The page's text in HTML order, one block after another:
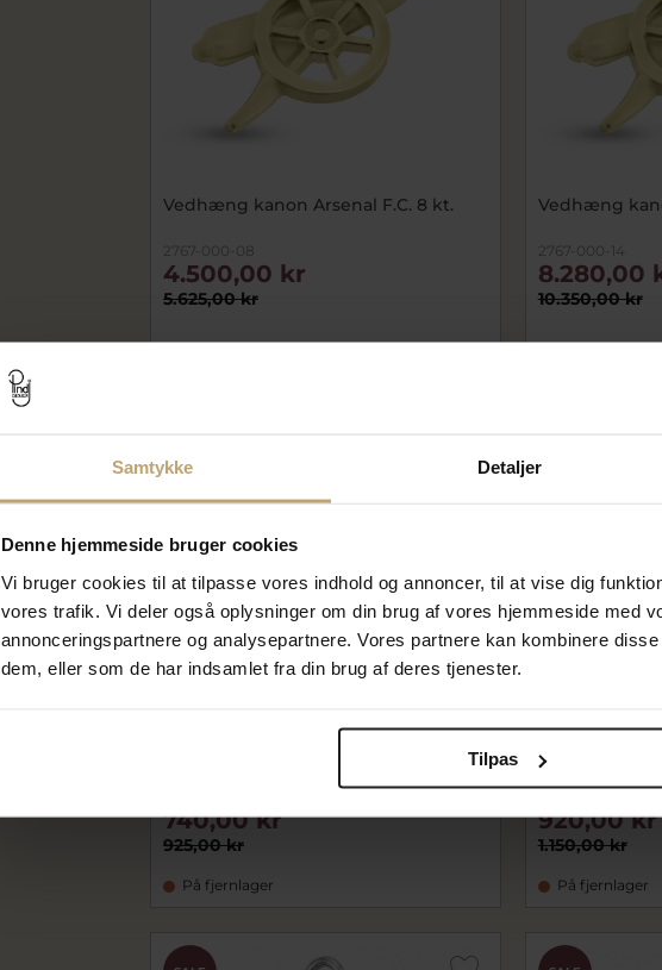
Samtykke Detaljer
Denne hjemmeside bruger cookies
Vi bruger cookies til at tilpasse vores indhold og annoncer, til at vise dig
vores trafik. Vi deler også oplysninger om din brug af vores hjemmeside med
annonceringspartnere og analysepartnere. Vores partnere kan kombinere
dem, eller som de har indsamlet fra din brug af deres tjenester.
Tilpas
Vedhæng kanon Arsenal F.C. 8 kt.
2767-000-08
5.625,00 kr
4.500,00 kr
Vedhæng
2767-000-14
10.350,00 kr
8.280,00
Vedhæng Skræddersaks (hj. 30 mm.)
925,00 kr
740,00 kr
På fjernlager
Vedhæng
1.150,00 kr
920,00 kr
På fjernlager